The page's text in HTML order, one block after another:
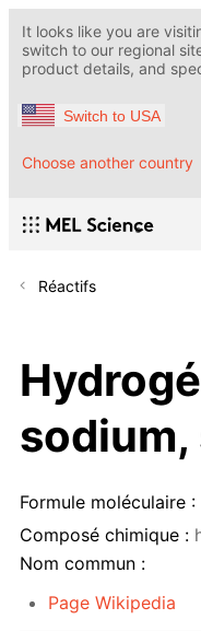
It looks like you are
switch to our regional
product details, and
Switch to USA
Choose another country
Réactifs
Formule moléculaire :
Composé chimique :
Nom commun :
Page Wikipedia